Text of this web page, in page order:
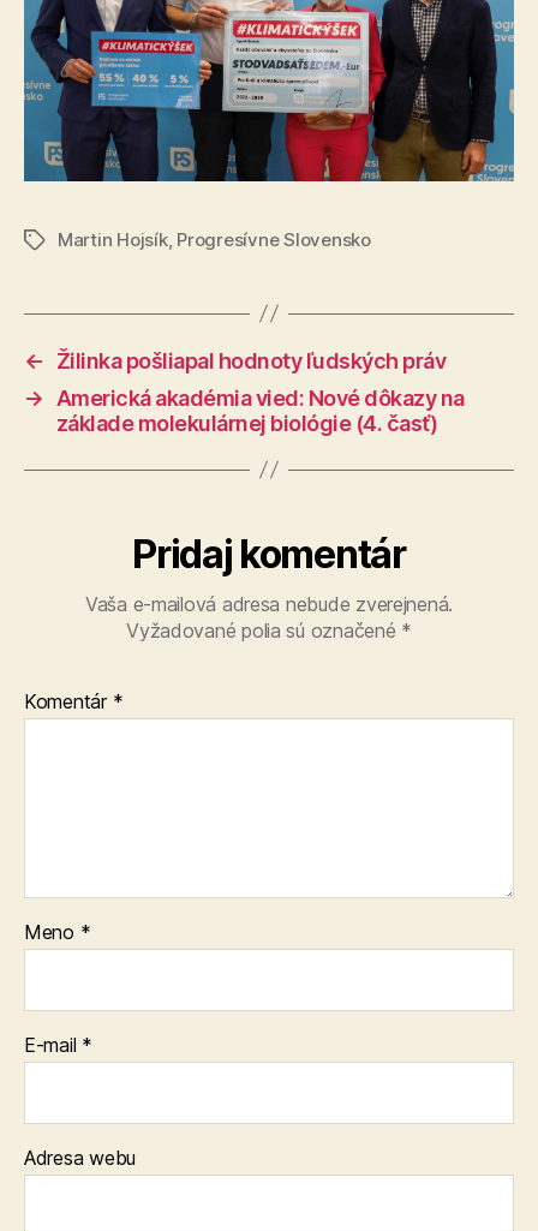
ZnačkyMartin Hojsík, Progresívne Slovensko
←
Žilinka pošliapal hodnoty ľudských práv
→
Americká akadémia vied: Nové dôkazy na
základe molekulárnej biológie (4. časť)
Pridaj komentár
Vaša e-mailová adresa nebude zverejnená.
Vyžadované polia sú označené *
Komentár *
Meno *
E-mail *
Adresa webu